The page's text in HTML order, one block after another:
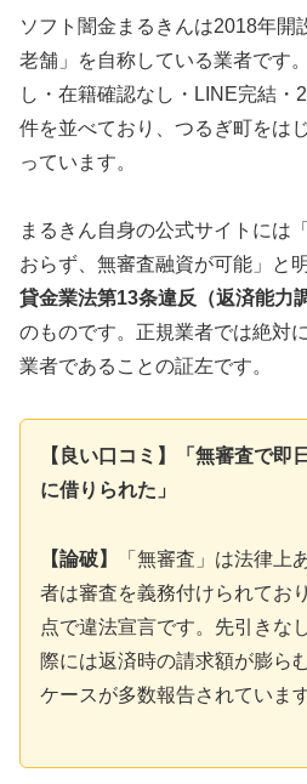
ソフト闇金まるきんは2018年開
老舗」を自称している業者です
し・在籍確認なし・LINE完結・
件を並べており、つるぎ町をは
っています。
まるきん自身の公式サイトには
おらず、無審査融資が可能」と
貸金業法第13条違反（返済能力
のものです。正規業者では絶対
業者であることの証左です。
【良い口コミ】「無審査で即
に借りられた」
【論破】
「無審査」は法律上
者は審査を義務付けられてお
点で違法宣言です。先引きな
際には返済時の請求額が膨ら
ケースが多数報告されています